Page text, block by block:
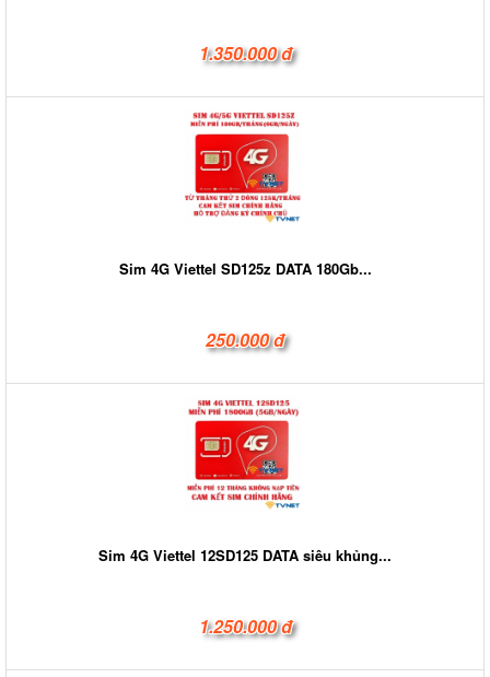
1.350.000 đ
Sim 4G Viettel SD125z DATA 180Gb...
250.000 đ
Sim 4G Viettel 12SD125 DATA siêu khủng...
1.250.000 đ